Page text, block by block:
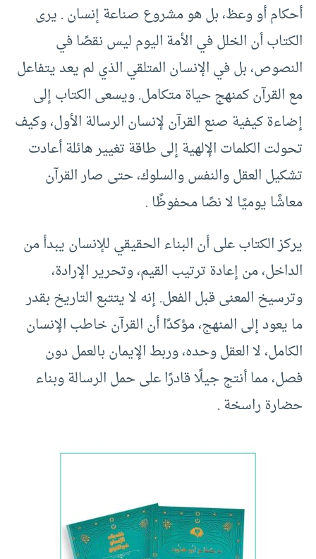
أحكام أو وعظ، بل هو مشروع صناعة إنسان . يرى
الكتاب أن الخلل في الأمة اليوم ليس نقصًا في
النصوص، بل في الإنسان المتلقي الذي لم يعد يتفاعل
مع القرآن كمنهج حياة متكامل. ويسعى الكتاب إلى
إضاءة كيفية صنع القرآن لإنسان الرسالة الأول، وكيف
تحولت الكلمات الإلهية إلى طاقة تغيير هائلة أعادت
تشكيل العقل والنفس والسلوك، حتى صار القرآن
معاشًا يوميًا لا نصًا محفوظًا .
يركز الكتاب على أن البناء الحقيقي للإنسان يبدأ من
الداخل، من إعادة ترتيب القيم، وتحرير الإرادة،
وترسيخ المعنى قبل الفعل. إنه لا يتتبع التاريخ بقدر
ما يعود إلى المنهج، مؤكدًا أن القرآن خاطب الإنسان
الكامل، لا العقل وحده، وربط الإيمان بالعمل دون
فصل، مما أنتج جيلًا قادرًا على حمل الرسالة وبناء
حضارة راسخة .